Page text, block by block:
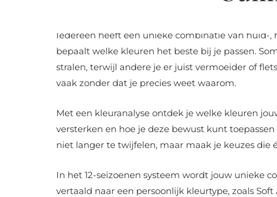
Iedereen heeft een unieke combinatie van huid-,
bepaalt welke kleuren het beste bij je passen.
stralen, terwijl andere je er juist vermoeider of
vaak zonder dat je precies weet waarom.
Met een kleuranalyse ontdek je welke kleuren
versterken en hoe je deze bewust kunt
niet langer te twijfelen, maar maak je keuzes die
In het 12-seizoenen systeem wordt jouw unieke
vertaald naar een persoonlijk kleurtype, zoals